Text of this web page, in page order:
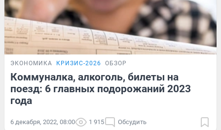
ЭКОНОМИКА КРИЗИС-2026 ОБЗОР
Коммуналка, алкоголь, билеты на
поезд: 6 главных подорожаний 2023
года
6 декабря, 2022, 08:00 1 915 Обсудить